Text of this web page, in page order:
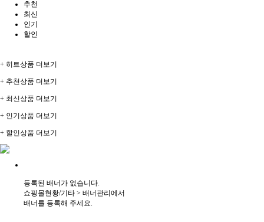
추천
최신
인기
할인
+ 히트상품 더보기
+ 추천상품 더보기
+ 최신상품 더보기
+ 인기상품 더보기
+ 할인상품 더보기
등록된 배너가 없습니다.
쇼핑몰현황/기타 > 배너관리에서
배너를 등록해 주세요.